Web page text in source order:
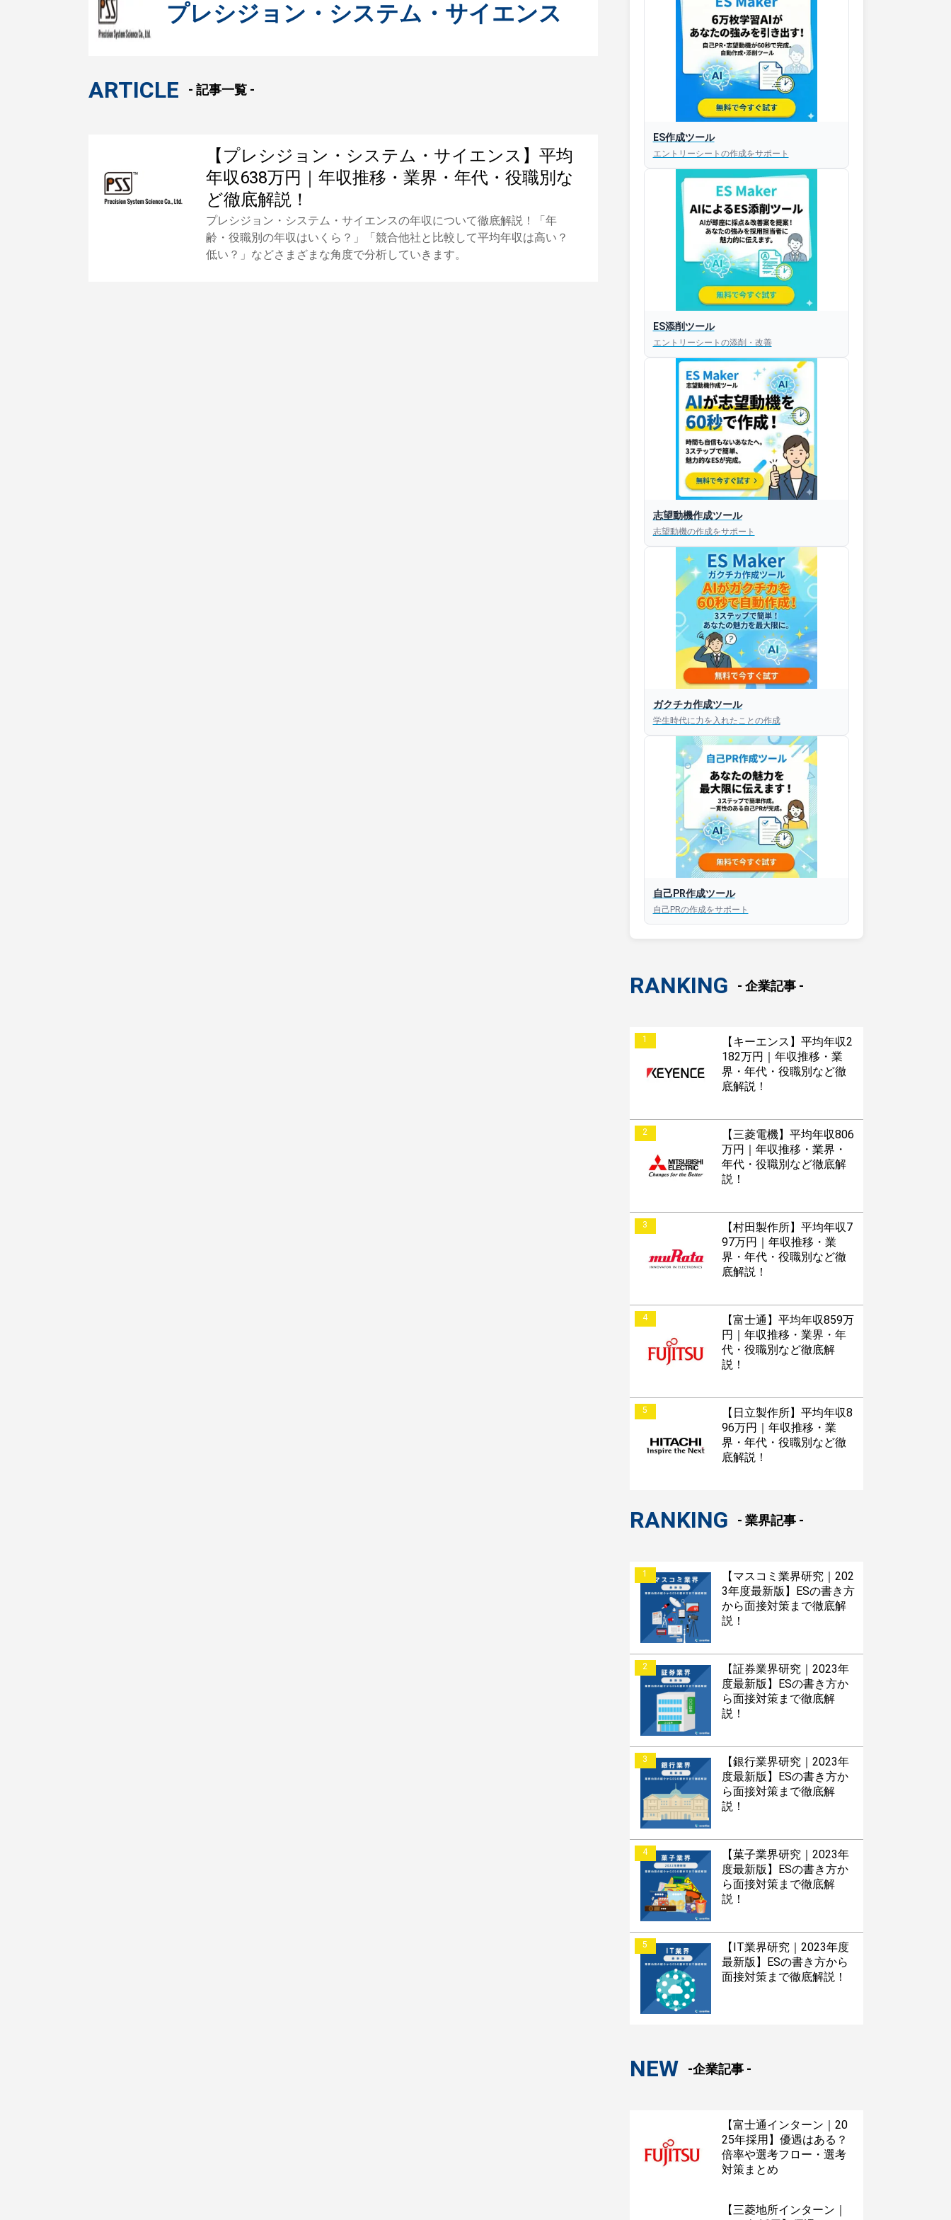
プレシジョン・システム・サイエンス
ARTICLE - 記事一覧 -
【プレシジョン・システム・サイエンス】平均
年収638万円｜年収推移・業界・年代・役職別な
ど徹底解説！
プレシジョン・システム・サイエンスの年収について徹底解説！「年
齢・役職別の年収はいくら？」「競合他社と比較して平均年収は高い？
低い？」などさまざまな角度で分析していきます。
ES作成ツール
エントリーシートの作成をサポート
ES添削ツール
エントリーシートの添削・改善
志望動機作成ツール
志望動機の作成をサポート
ガクチカ作成ツール
学生時代に力を入れたことの作成
自己PR作成ツール
自己PRの作成をサポート
RANKING - 企業記事 -
1
【キーエンス】平均年収2
182万円｜年収推移・業
界・年代・役職別など徹
底解説！
2
【三菱電機】平均年収806
万円｜年収推移・業界・
年代・役職別など徹底解
説！
3
【村田製作所】平均年収7
97万円｜年収推移・業
界・年代・役職別など徹
底解説！
4
【富士通】平均年収859万
円｜年収推移・業界・年
代・役職別など徹底解
説！
5
【日立製作所】平均年収8
96万円｜年収推移・業
界・年代・役職別など徹
底解説！
RANKING - 業界記事 -
1
【マスコミ業界研究｜202
3年度最新版】ESの書き方
から面接対策まで徹底解
説！
2
【証券業界研究｜2023年
度最新版】ESの書き方か
ら面接対策まで徹底解
説！
3
【銀行業界研究｜2023年
度最新版】ESの書き方か
ら面接対策まで徹底解
説！
4
【菓子業界研究｜2023年
度最新版】ESの書き方か
ら面接対策まで徹底解
説！
5
【IT業界研究｜2023年度
最新版】ESの書き方から
面接対策まで徹底解説！
NEW -企業記事 -
【富士通インターン｜20
25年採用】優遇はある？
倍率や選考フロー・選考
対策まとめ
【三菱地所インターン｜